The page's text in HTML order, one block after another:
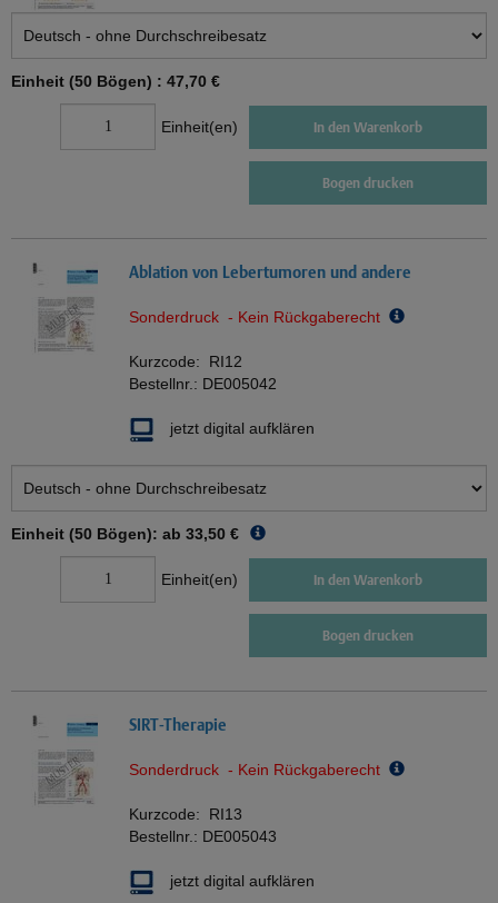
Einheit (50 Bögen) : 47,70 €
Einheit(en) In den Warenkorb
Bogen drucken
Ablation von Lebertumoren und andere
Sonderdruck - Kein Rückgaberecht
Kurzcode: RI12
Bestellnr.: DE005042
jetzt digital aufklären
Einheit (50 Bögen): ab 33,50 €
Einheit(en) In den Warenkorb
Bogen drucken
SIRT-Therapie
Sonderdruck - Kein Rückgaberecht
Kurzcode: RI13
Bestellnr.: DE005043
jetzt digital aufklären